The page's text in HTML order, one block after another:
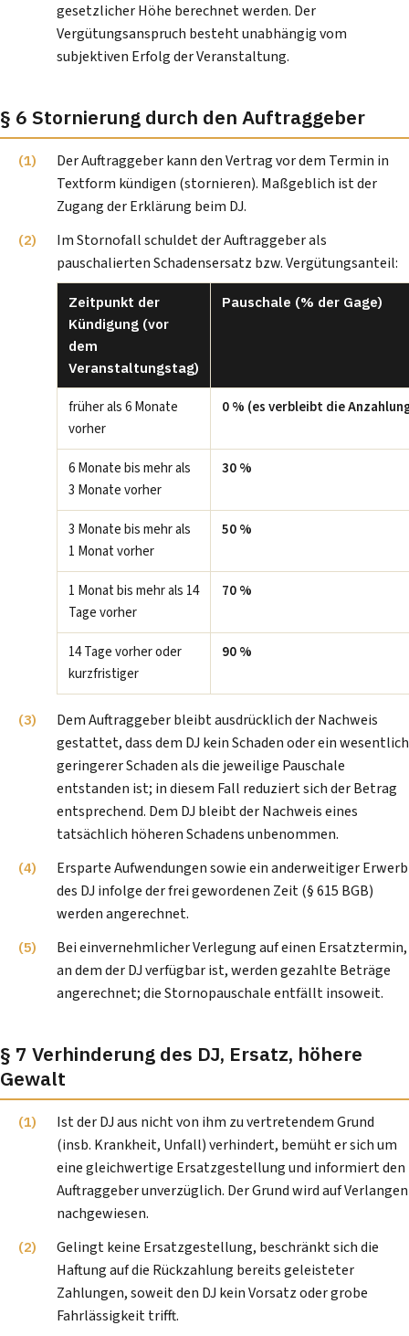
gesetzlicher Höhe berechnet werden. Der
Vergütungsanspruch besteht unabhängig vom
subjektiven Erfolg der Veranstaltung.
§ 6 Stornierung durch den Auftraggeber
Der Auftraggeber kann den Vertrag vor dem Termin in
Textform kündigen (stornieren). Maßgeblich ist der
Zugang der Erklärung beim DJ.
Im Stornofall schuldet der Auftraggeber als
pauschalierten Schadensersatz bzw. Vergütungsanteil:
Zeitpunkt der
Kündigung (vor
dem
Veranstaltungstag)
Pauschale (% der Gage)
früher als 6 Monate
vorher
0 % (es verbleibt die
6 Monate bis mehr als
3 Monate vorher
30 %
3 Monate bis mehr als
1 Monat vorher
50 %
1 Monat bis mehr als 14
Tage vorher
70 %
14 Tage vorher oder
kurzfristiger
90 %
Dem Auftraggeber bleibt ausdrücklich der Nachweis
gestattet, dass dem DJ kein Schaden oder ein wesentlich
geringerer Schaden als die jeweilige Pauschale
entstanden ist; in diesem Fall reduziert sich der Betrag
entsprechend. Dem DJ bleibt der Nachweis eines
tatsächlich höheren Schadens unbenommen.
Ersparte Aufwendungen sowie ein anderweitiger Erwerb
des DJ infolge der frei gewordenen Zeit (§ 615 BGB)
werden angerechnet.
Bei einvernehmlicher Verlegung auf einen Ersatztermin,
an dem der DJ verfügbar ist, werden gezahlte Beträge
angerechnet; die Stornopauschale entfällt insoweit.
§ 7 Verhinderung des DJ, Ersatz, höhere
Gewalt
Ist der DJ aus nicht von ihm zu vertretendem Grund
(insb. Krankheit, Unfall) verhindert, bemüht er sich um
eine gleichwertige Ersatzgestellung und informiert den
Auftraggeber unverzüglich. Der Grund wird auf Verlangen
nachgewiesen.
Gelingt keine Ersatzgestellung, beschränkt sich die
Haftung auf die Rückzahlung bereits geleisteter
Zahlungen, soweit den DJ kein Vorsatz oder grobe
Fahrlässigkeit trifft.